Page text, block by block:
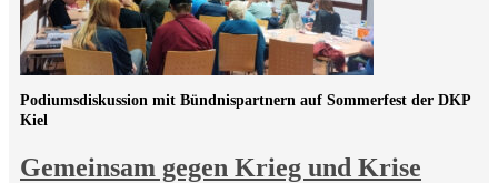
Gemeinsam gegen Krieg und Krise
Podiumsdiskussion mit Bündnispartnern auf Sommerfest der DKP
Kiel